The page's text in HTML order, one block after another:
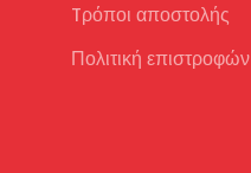
Tρόποι αποστολής
Πολιτική επιστροφών